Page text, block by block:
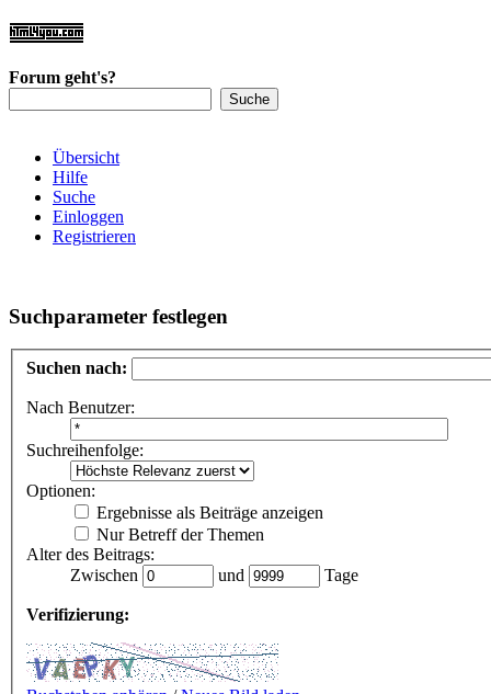
Forum geht's?
Übersicht
Hilfe
Suche
Einloggen
Registrieren
Suchparameter festlegen
Suchen nach:
Nach Benutzer:
Suchreihenfolge:
Optionen:
Ergebnisse als Beiträge anzeigen
Nur Betreff der Themen
Alter des Beitrags:
Zwischen
und Tage
Verifizierung: